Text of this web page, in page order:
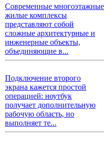
Современные многоэтажные
жилые комплексы
представляют собой
сложные архитектурные и
инженерные объекты,
объединяющие в...
Подключение второго
экрана кажется простой
операцией: ноутбук
получает дополнительную
рабочую область, но
выполняет те...